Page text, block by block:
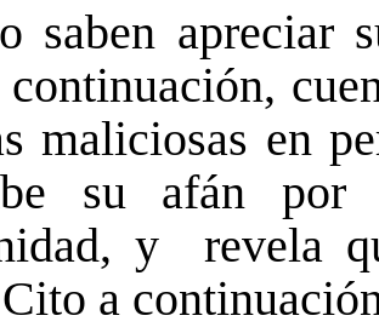
saben apreciar
maliciosas en
su afán
y revela
a